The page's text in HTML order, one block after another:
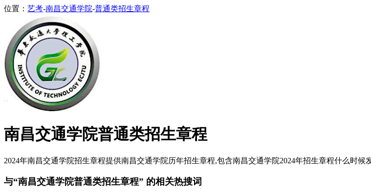
位置： 艺考-南昌交通学院-普通类招生章程
南昌交通学院普通类招生章程
2024年南昌交通学院招生章程提供南昌交通学院历年招生章程,包含南昌交通学院2024年招生章程什么时候
与“南昌交通学院普通类招生章程” 的相关热搜词